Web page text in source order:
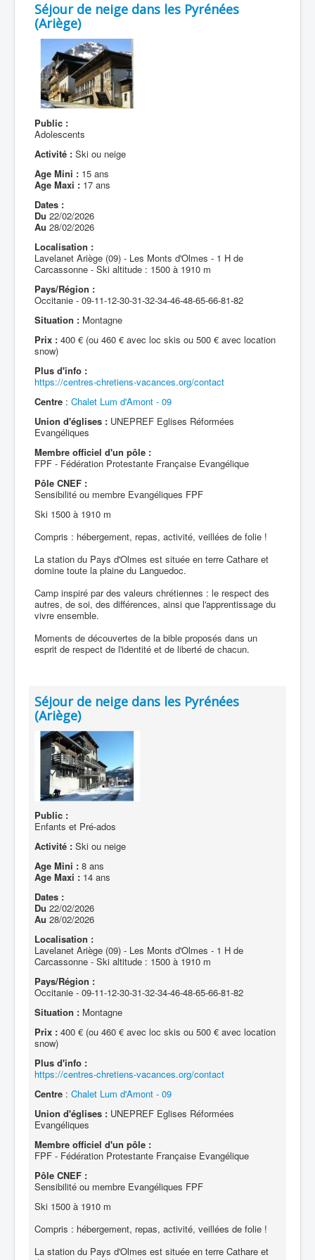
Séjour de neige dans les Pyrénées
(Ariège)
Public :
Adolescents
Activité : Ski ou neige
Age Mini : 15 ans
Age Maxi : 17 ans
Dates :
Du 22/02/2026
Au 28/02/2026
Localisation :
Lavelanet Ariège (09) - Les Monts d'Olmes - 1 H de
Carcassonne - Ski altitude : 1500 à 1910 m
Pays/Région :
Occitanie - 09-11-12-30-31-32-34-46-48-65-66-81-82
Situation : Montagne
Prix : 400 € (ou 460 € avec loc skis ou 500 € avec location
snow)
Plus d'info :
https://centres-chretiens-vacances.org/contact
Centre : Chalet Lum d'Amont - 09
Union d'églises : UNEPREF Eglises Réformées
Evangéliques
Membre officiel d'un pôle :
FPF - Fédération Protestante Française Evangélique
Pôle CNEF :
Sensibilité ou membre Evangéliques FPF
Ski 1500 à 1910 m
Compris : hébergement, repas, activité, veillées de folie !
La station du Pays d'Olmes est située en terre Cathare et
domine toute la plaine du Languedoc.
Camp inspiré par des valeurs chrétiennes : le respect des
autres, de soi, des différences, ainsi que l'apprentissage du
vivre ensemble.
Moments de découvertes de la bible proposés dans un
esprit de respect de l'identité et de liberté de chacun.
Séjour de neige dans les Pyrénées
(Ariège)
Public :
Enfants et Pré-ados
Activité : Ski ou neige
Age Mini : 8 ans
Age Maxi : 14 ans
Dates :
Du 22/02/2026
Au 28/02/2026
Localisation :
Lavelanet Ariège (09) - Les Monts d'Olmes - 1 H de
Carcassonne - Ski altitude : 1500 à 1910 m
Pays/Région :
Occitanie - 09-11-12-30-31-32-34-46-48-65-66-81-82
Situation : Montagne
Prix : 400 € (ou 460 € avec loc skis ou 500 € avec location
snow)
Plus d'info :
https://centres-chretiens-vacances.org/contact
Centre : Chalet Lum d'Amont - 09
Union d'églises : UNEPREF Eglises Réformées
Evangéliques
Membre officiel d'un pôle :
FPF - Fédération Protestante Française Evangélique
Pôle CNEF :
Sensibilité ou membre Evangéliques FPF
Ski 1500 à 1910 m
Compris : hébergement, repas, activité, veillées de folie !
La station du Pays d'Olmes est située en terre Cathare et